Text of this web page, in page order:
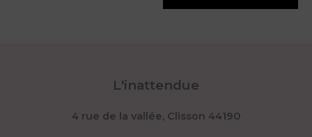
L'inattendue
4 rue de la vallée, Clisson 44190